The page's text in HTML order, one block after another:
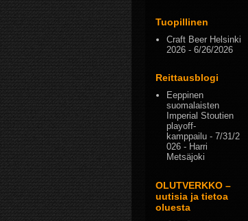
Tuopillinen
Craft Beer Helsinki
2026 - 6/26/2026
Reittausblogi
Eeppinen
suomalaisten
Imperial Stoutien
playoff-
kamppailu - 7/31/2
026 - Harri
Metsäjoki
OLUTVERKKO –
uutisia ja tietoa
oluesta